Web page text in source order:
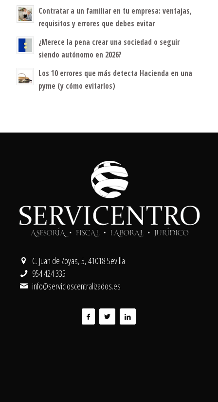
Contratar a un familiar en tu empresa: ventajas,
requisitos y errores que debes evitar
¿Merece la pena crear una sociedad o seguir
siendo autónomo en 2026?
Los 10 errores que más detecta Hacienda en una
pyme (y cómo evitarlos)
C. Juan de Zoyas, 5, 41018 Sevilla
954 424 335
info@servicioscentralizados.es